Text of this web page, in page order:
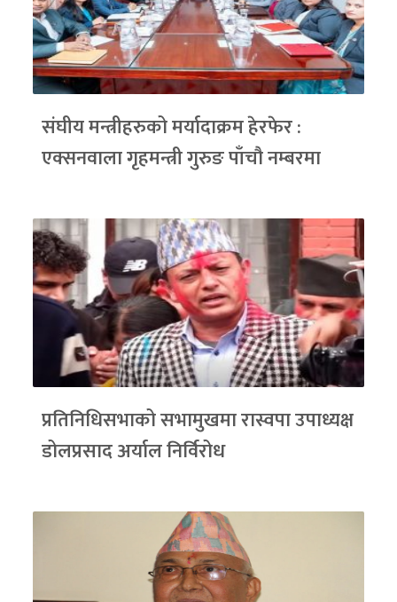
संघीय मन्त्रीहरुको मर्यादाक्रम हेरफेर :
एक्सनवाला गृहमन्त्री गुरुङ पाँचौ नम्बरमा
प्रतिनिधिसभाको सभामुखमा रास्वपा उपाध्यक्ष
डोलप्रसाद अर्याल निर्विरोध